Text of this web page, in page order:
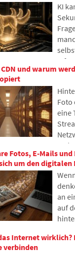
KI
sind.
CDN und warum
Foto
eine
Fotos, E-Mails
um den digitalen
an
auf
Internet wirklich?
verbinden